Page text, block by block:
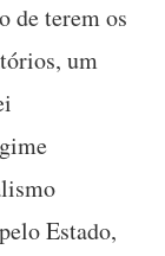
de terem os
um
Estado,